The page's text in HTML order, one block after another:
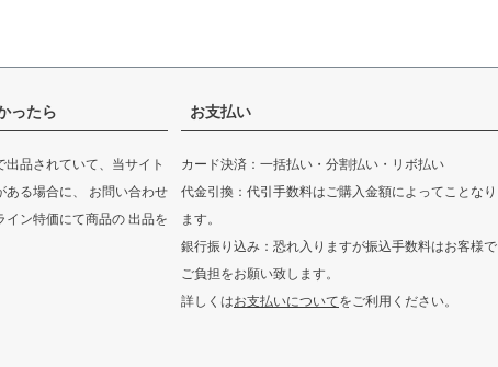
ったら
品されていて、当サイト
ある場合に、 お問い合わせ
イン特価にて商品の 出品を
お支払い
カード決済：一括払い・分割払い・リボ払い
代金引換：代引手数料はご購入金額によってことなり
ます。
銀行振り込み：恐れ入りますが振込手数料はお客様で
ご負担をお願い致します。
詳しくはお支払いについてをご利用ください。